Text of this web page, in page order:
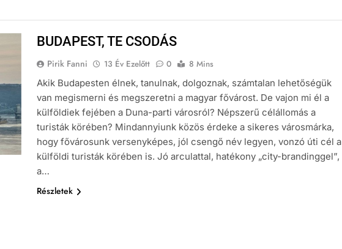
BUDAPEST, TE CSODÁS
Pirik Fanni 13 Év Ezelőtt 0
8 Mins
Akik Budapesten élnek, tanulnak, dolgoznak, számtalan lehetőségük
van megismerni és megszeretni a magyar fővárost. De vajon mi él a
külföldiek fejében a Duna-parti városról? Népszerű célállomás a
turisták körében? Mindannyiunk közös érdeke a sikeres városmárka,
hogy fővárosunk versenyképes, jól csengő név legyen, vonzó úti cél a
külföldi turisták körében is. Jó arculattal, hatékony „city-brandinggel”,
a…
Részletek